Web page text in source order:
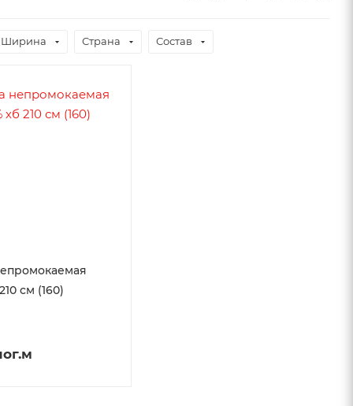
Ширина Страна Состав
см (160)